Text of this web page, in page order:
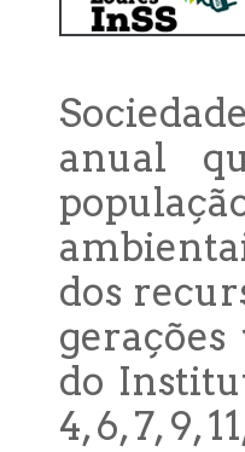
anual
dos
do
4, 6, 7, 9,